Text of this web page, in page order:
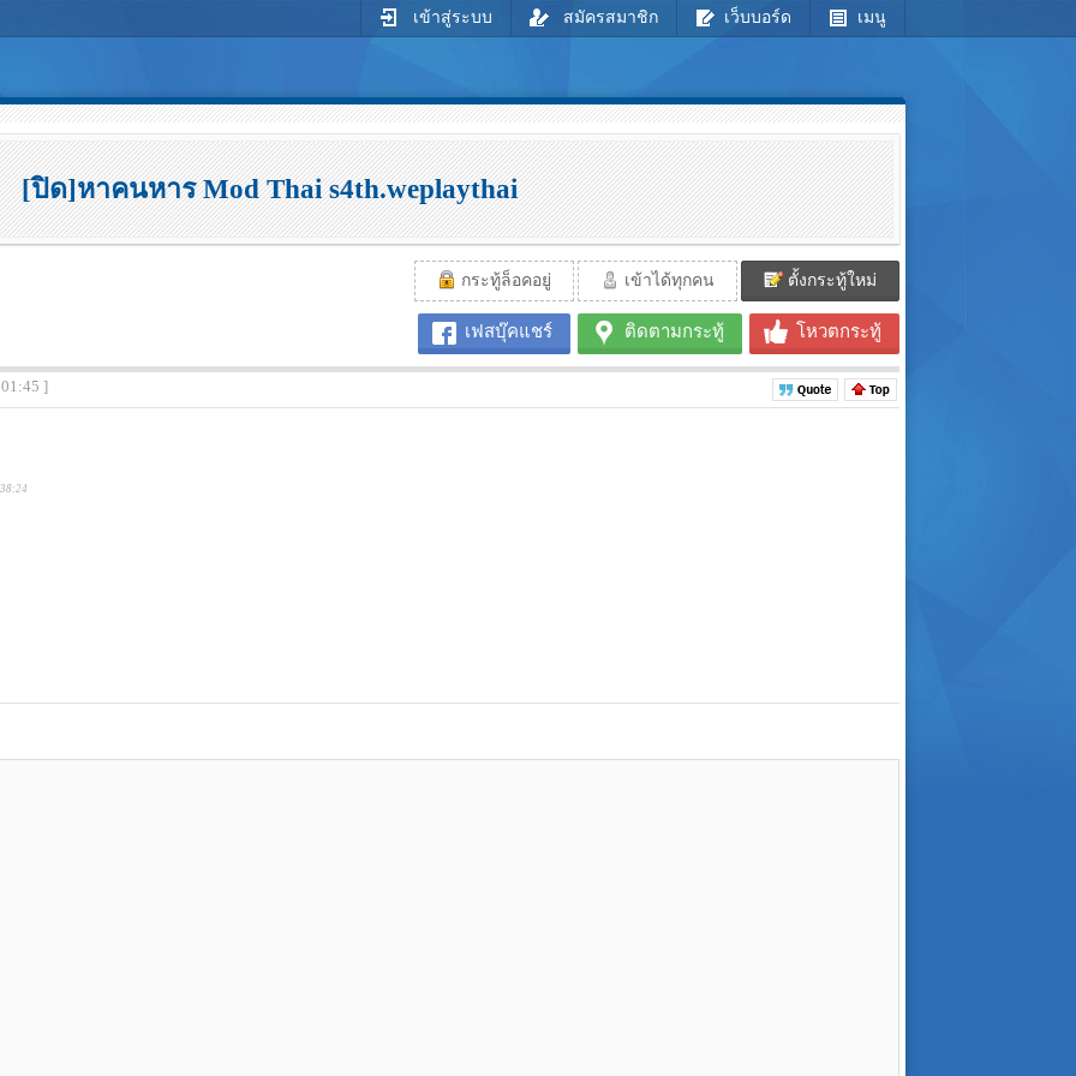
เข้าสู่ระบบ สมัครสมาชิก เว็บบอร์ด เมนู
[ปิด]หาคนหาร Mod Thai s4th.weplaythai
กระทู้ล็อคอยู่ เข้าได้ทุกคน ตั้งกระทู้ใหม่
เฟสบุ๊คแชร์ ติดตามกระทู้ โหวตกระทู้
]